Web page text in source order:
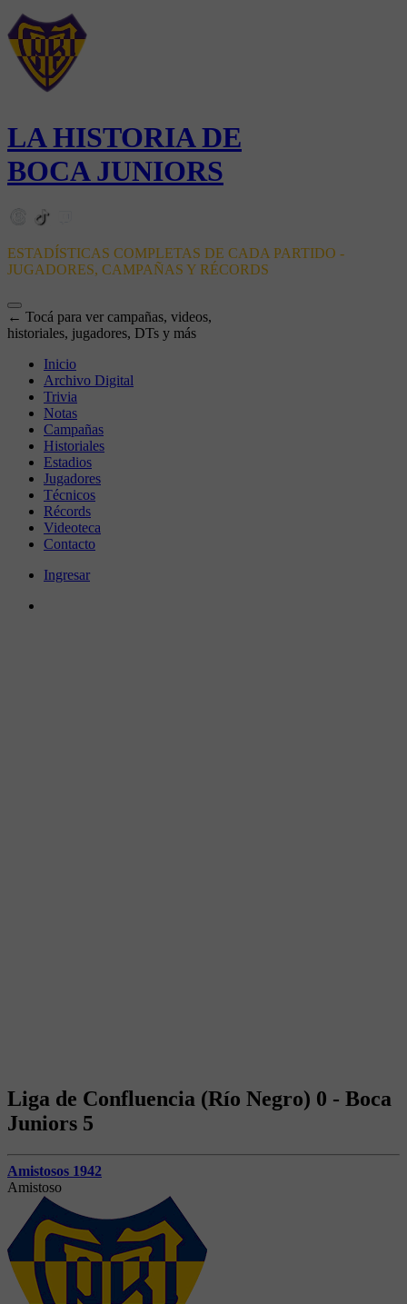
LA HISTORIA DE
BOCA JUNIORS
ESTADÍSTICAS COMPLETAS DE CADA PARTIDO -
JUGADORES, CAMPAÑAS Y RÉCORDS
← Tocá para ver campañas, videos,
historiales, jugadores, DTs y más
Inicio
Archivo Digital
Trivia
Notas
Campañas
Historiales
Estadios
Jugadores
Técnicos
Récords
Videoteca
Contacto
Ingresar
Liga de Confluencia (Río Negro) 0 - Boca
Juniors 5
Amistosos 1942
Amistoso